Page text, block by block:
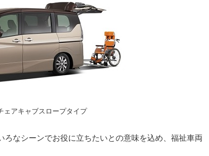
ェアキャブスロープタイプ
なシーンでお役に立ちたいとの意味を込め、福祉車両